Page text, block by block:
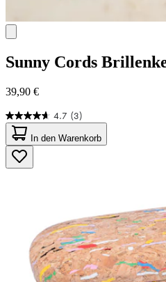
Sunny Cords
39,90 €
4.7 (3)
4.7
von
5
Sternen.
3
In den Warenkorb